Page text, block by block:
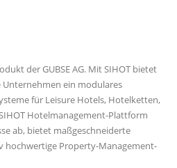
der GUBSE AG. Mit SIHOT bietet
ein modulares
für Leisure Hotels, Hotelketten,
Hotelmanagement-Plattform
ab, bietet maßgeschneiderte
hochwertige Property-Management-